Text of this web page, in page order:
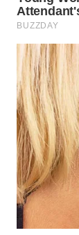
WN
MADURA
WN
SURABAYA
WN
NATUNA
WN
BINTAN